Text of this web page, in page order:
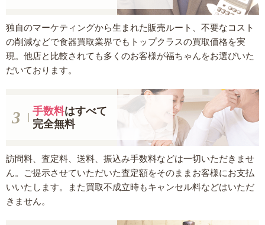
独自のマーケティングから生まれた販売ルート、不要なコスト
の削減などで食器買取業界でもトップクラスの買取価格を実
現。他店と比較されても多くのお客様が福ちゃんをお選びいた
だいております。
手数料はすべて
完全無料
訪問料、査定料、送料、振込み手数料などは一切いただきませ
ん。ご提示させていただいた査定額をそのままお客様にお支払
いいたします。また買取不成立時もキャンセル料などはいただ
きません。